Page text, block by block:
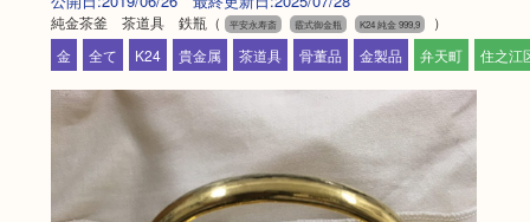
純金茶釜 茶道具 鉄瓶（ 平安永寿斎 霰式御金瓶 K24 純金 999,9
）
金
全て K24 貴金属 茶道具 骨董品 金製品 弁天町 住之江